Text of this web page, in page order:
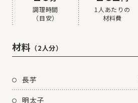
調理時間
（⽬安）
1⼈あたりの
材料費
材料 （2人分）
長芋
明太子